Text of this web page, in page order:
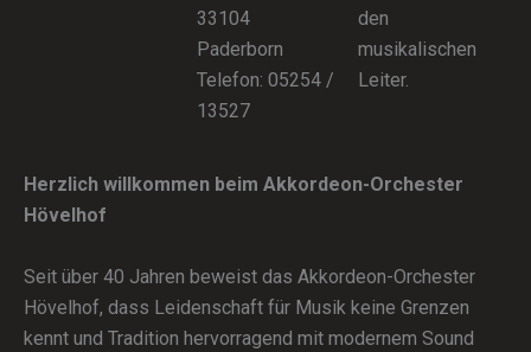
33104
Paderborn
Telefon: 05254 /
13527
den
musikalischen
Leiter.
Herzlich willkommen beim Akkordeon-Orchester
Hövelhof
Seit über 40 Jahren beweist das Akkordeon-Orchester
Hövelhof, dass Leidenschaft für Musik keine Grenzen
kennt und Tradition hervorragend mit modernem Sound